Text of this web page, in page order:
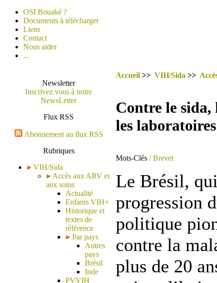
OSI Bouaké ?
Documents à télécharger
Liens
Contact
Nous aider
...
Newsletter
Inscrivez vous à notre
NewsLetter
Flux RSS
Abonnement au flux RSS
Rubriques
VIH/Sida
Accès aux ARV et
aux soins
Actualité
Enfants VIH+
Historique et
textes de
référence
Par pays
Autres
pays
Brésil
Inde
PVVIH
Accueil >> VIH/Sida >>
Contre le sida,
les laboratoires
Mots-Clés / Brevet
Le Brésil,
progression
politique
contre la
plus de 20